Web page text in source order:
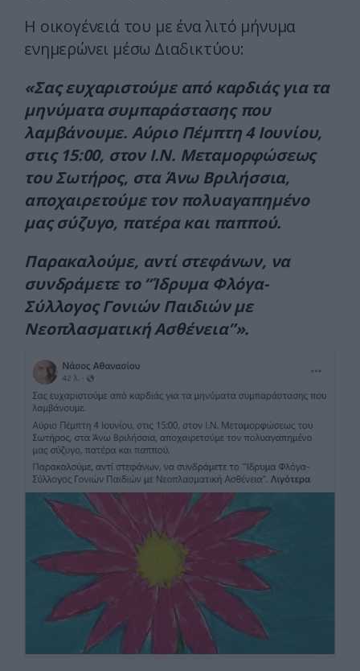
Η οικογένειά του με ένα λιτό μήνυμα
ενημερώνει μέσω Διαδικτύου:
«Σας ευχαριστούμε από καρδιάς για τα
μηνύματα συμπαράστασης που
λαμβάνουμε. Αύριο Πέμπτη 4 Ιουνίου,
στις 15:00, στον Ι.Ν. Μεταμορφώσεως
του Σωτήρος, στα Άνω Βριλήσσια,
αποχαιρετούμε τον πολυαγαπημένο
μας σύζυγο, πατέρα και παππού.
Παρακαλούμε, αντί στεφάνων, να
συνδράμετε το “Ίδρυμα Φλόγα-
Σύλλογος Γονιών Παιδιών με
Νεοπλασματική Ασθένεια”».